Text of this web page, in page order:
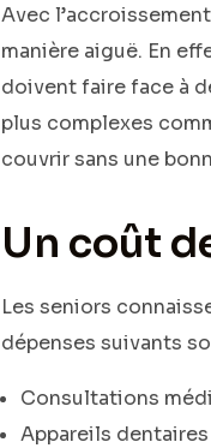
Avec
manière aiguë. En
doivent faire face à
plus complexes
couvrir sans une
Un coût
Les seniors
dépenses suivants
Consultations
Appareils dentaires